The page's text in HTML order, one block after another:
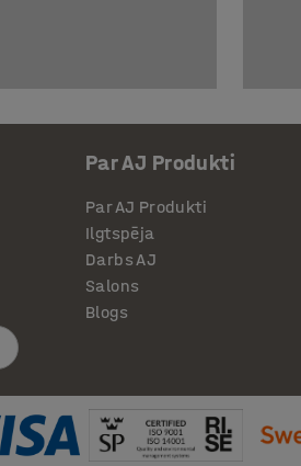
Par AJ Produkti
Par AJ Produkti
Ilgtspēja
Darbs AJ
Salons
Blogs